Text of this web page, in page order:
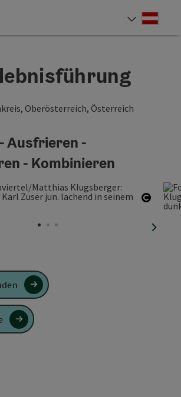
Oberösterreich, Österreich
Ausfrieren -
- Kombinieren